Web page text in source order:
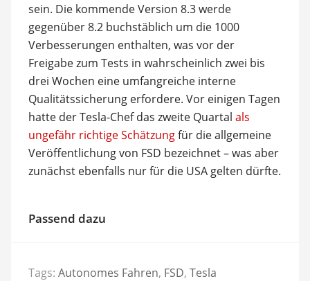
sein. Die kommende Version 8.3 werde
gegenüber 8.2 buchstäblich um die 1000
Verbesserungen enthalten, was vor der
Freigabe zum Tests in wahrscheinlich zwei bis
drei Wochen eine umfangreiche interne
Qualitätssicherung erfordere. Vor einigen Tagen
hatte der Tesla-Chef das zweite Quartal als
ungefähr richtige Schätzungfür die allgemeine
Veröffentlichung von FSD bezeichnet – was aber
zunächst ebenfalls nur für die USA gelten dürfte.
Passend dazu
Tags: Autonomes Fahren, FSD, Tesla